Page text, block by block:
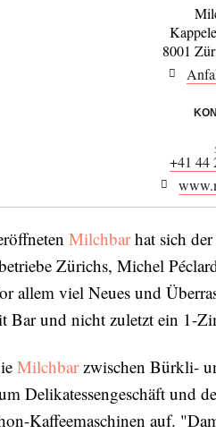
8001
+41 44
Milchbarhat sich
Zürichs, Michel
allem viel Neues und
Bar und nicht zuletzt ein 1-
Milchbarzwischen Bürkli-
Delikatessengeschäft und
Kaffeemaschinen auf.